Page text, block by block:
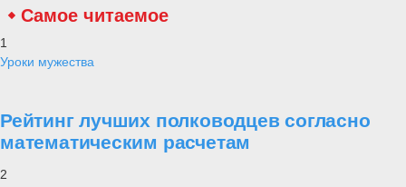
Самое читаемое
1
Уроки мужества
Рейтинг лучших полководцев согласно
математическим расчетам
2